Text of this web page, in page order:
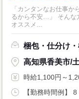
「カンタンなお仕事
るから不安…」 そんな方には おかしの”箱詰め”や”仕分け”のお仕事が
オススメ...
梱包・仕分け
高知県香美市/
時給1,100円～
【勤務時間例】